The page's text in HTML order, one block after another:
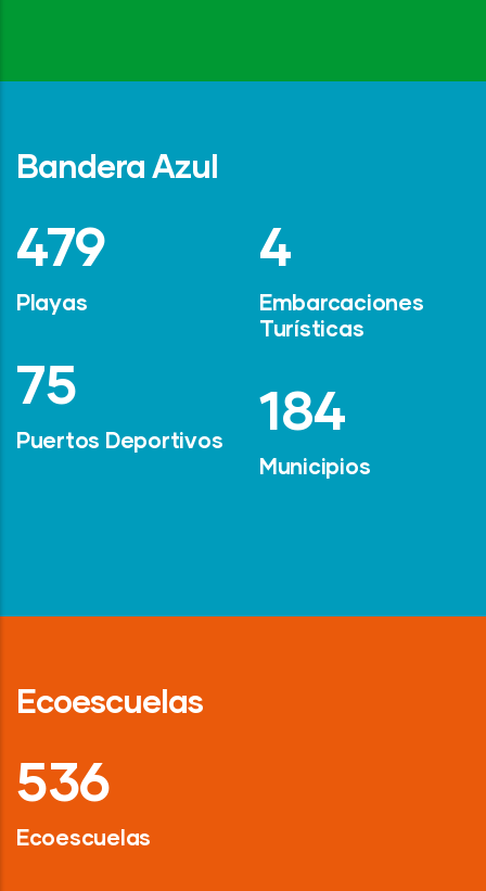
Bandera Azul
642
Playas
101
Puertos Deportivos
6
Embarcaciones
Turísticas
247
Municipios
Ecoescuelas
718
Ecoescuelas